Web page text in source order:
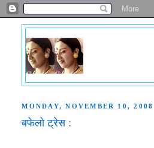
MONDAY, NOVEMBER 10, 2008
बफेलो ट्रेस :